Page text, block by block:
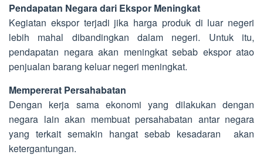
Pendapatan Negara dari Ekspor Meningkat
Kegiatan ekspor terjadi jika harga produk di luar negeri
lebih mahal dibandingkan dalam negeri. Untuk itu,
pendapatan negara akan meningkat sebab ekspor atao
penjualan barang keluar negeri meningkat.
Mempererat Persahabatan
Dengan kerja sama ekonomi yang dilakukan dengan
negara lain akan membuat persahabatan antar negara
yang terkait semakin hangat sebab kesadaran akan
ketergantungan.